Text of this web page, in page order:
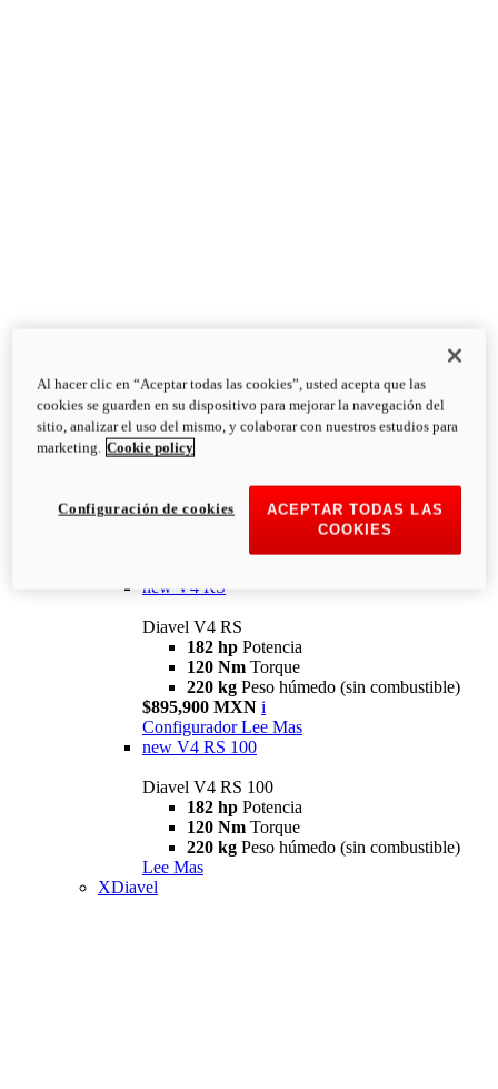
Diavel
V4
Diavel V4
126 NmTorque
223 kg
PESO HÚMEDO SIN
new V4 RS
Diavel V4 RS
182 hp Potencia
120 Nm Torque
220 kg Peso húmedo (sin combustible)
$895,900 MXN i
Configurador Lee Mas
new V4 RS 100
Diavel V4 RS 100
182 hp Potencia
120 Nm Torque
220 kg Peso húmedo (sin combustible)
Lee Mas
XDiavel
Al hacer clic en “Aceptar todas las cookies”, usted acepta que las
cookies se guarden en su dispositivo para mejorar la navegación del
sitio, analizar el uso del mismo, y colaborar con nuestros estudios para
marketing. Cookie policy
ACEPTAR TODAS LAS
COOKIES
Configuración de cookies